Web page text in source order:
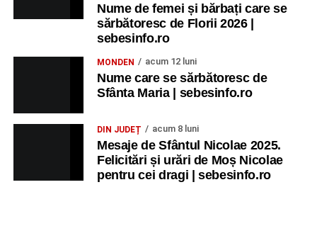
Nume de femei și bărbați care se
sărbătoresc de Florii 2026 |
sebesinfo.ro
MONDEN acum 12 luni
Nume care se sărbătoresc de
Sfânta Maria | sebesinfo.ro
DIN JUDEȚ acum 8 luni
Mesaje de Sfântul Nicolae 2025.
Felicitări și urări de Moș Nicolae
pentru cei dragi | sebesinfo.ro